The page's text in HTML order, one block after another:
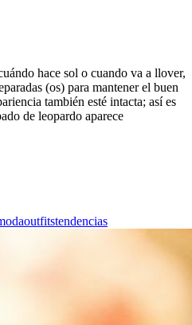
hace sol o cuando va a llover,
(os) para mantener el buen
también esté intacta; así es
de leopardo aparece
outfitstendencias